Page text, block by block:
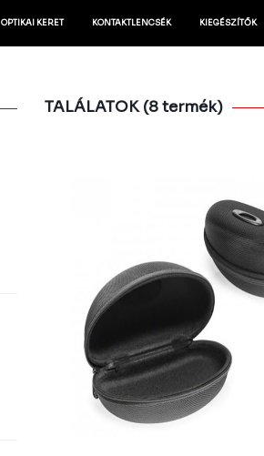
OPTIKAI KERET KONTAKTLENCSÉK KIEGÉSZÍTŐK
TALÁLATOK (8 termék)